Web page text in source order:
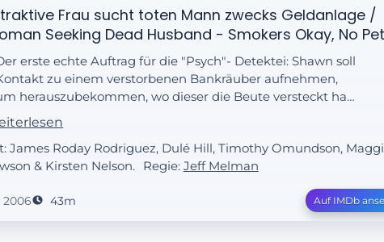
Frau sucht toten Mann zwecks Geldanlage /
Seeking Dead Husband - Smokers Okay, No
erste echte Auftrag für die "Psych"- Detektei: Shawn soll
zu einem verstorbenen Bankräuber aufnehmen,
herauszubekommen, wo dieser die Beute versteckt hat.
"übernatürlichen" Fähigkeiten bringen die beiden
auf die Fährte des Bankräubers...
James Roday Rodriguez, Dulé Hill, Timothy Omundson,
& Kirsten Nelson.
Regie: Jeff Melman
2006 43m Auf IMDb